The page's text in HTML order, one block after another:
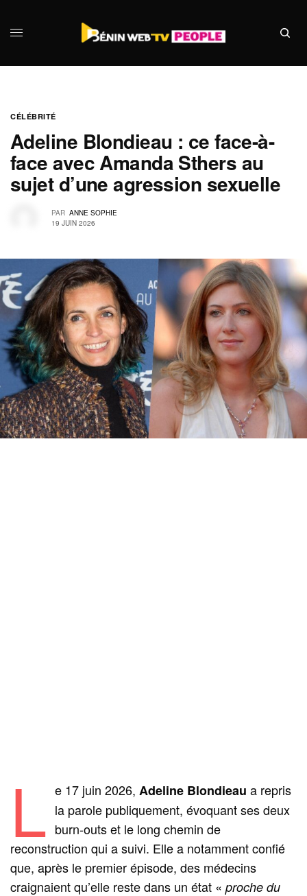
CÉLÉBRITÉ
Adeline Blondieau : ce face-à-
face avec Amanda Sthers au
sujet d’une agression sexuelle
PAR ANNE SOPHIE
19 JUIN 2026
L e 17 juin 2026, Adeline Blondieau a repris
la parole publiquement, évoquant ses deux
burn-outs et le long chemin de
reconstruction qui a suivi. Elle a notamment confié
que, après le premier épisode, des médecins
craignaient qu’elle reste dans un état «proche du